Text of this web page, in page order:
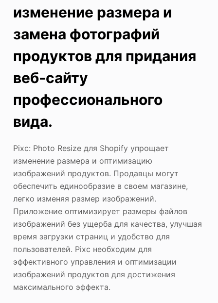
изменение размера и
замена фотографий
продуктов для придания
веб-сайту
профессионального
вида.
Pixc: Photo Resize для Shopify упрощает
изменение размера и оптимизацию
изображений продуктов. Продавцы могут
обеспечить единообразие в своем магазине,
легко изменяя размер изображений.
Приложение оптимизирует размеры файлов
изображений без ущерба для качества, улучшая
время загрузки страниц и удобство для
пользователей. Pixc необходим для
эффективного управления и оптимизации
изображений продуктов для достижения
максимального эффекта.